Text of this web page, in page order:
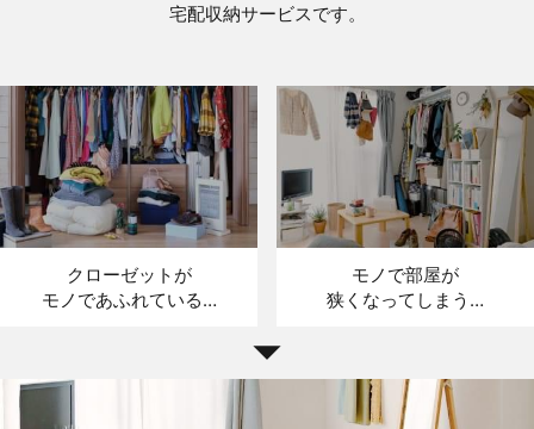
宅配収納サービスです。
クローゼットが
モノであふれている…
モノで部屋が
狭くなってしまう…